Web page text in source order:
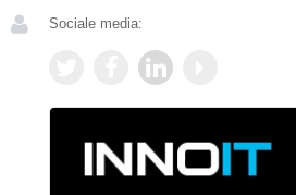
Sociale media: